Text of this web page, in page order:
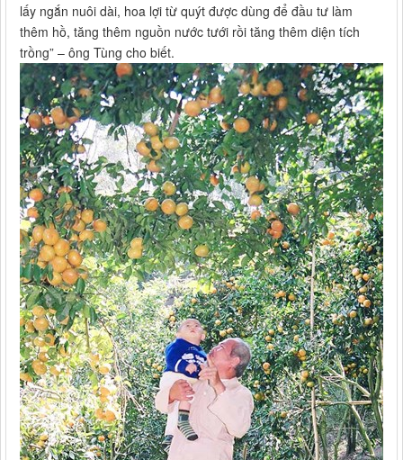
lấy ngắn nuôi dài, hoa lợi từ quýt được dùng để đầu tư làm
thêm hồ, tăng thêm nguồn nước tưới rồi tăng thêm diện tích
trồng” – ông Tùng cho biết.